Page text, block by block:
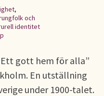
,
och
identitet
gott hem för alla”
En utställning
under 1900-talet.